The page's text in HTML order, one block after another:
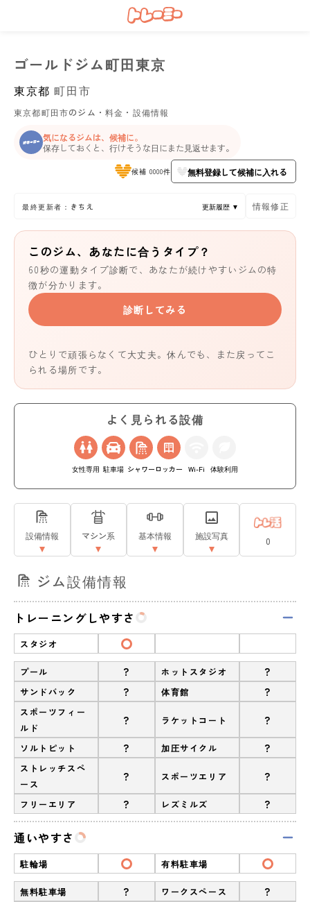
ゴールドジム町田東京
東京都 町田市
東京都町田市のジム・料金・設備情報
気になるジムは、候補に。
保存しておくと、行けそうな日にまた見返せます。
候補 0000件 無料登録して候補に入れる
最終更新者：きちえ 更新履歴 ▼ 情報修正
このジム、あなたに合うタイプ？
60秒の運動タイプ診断で、あなたが続けやすいジムの特
徴が分かります。
診断してみる
ひとりで頑張らなくて大丈夫。休んでも、また戻ってこ
られる場所です。
よく見られる設備
女性専用 駐車場 シャワー ロッカー Wi-Fi 体験利用
設備情報 マシン系 基本情報 施設写真 0
ジム設備情報
トレーニングしやすさ
スタジオ
プール ? ホットスタジオ ?
サンドバック ? 体育館 ?
スポーツフィー
ルド
? ラケットコート ?
ソルトピット ? 加圧サイクル ?
ストレッチスペ
ース
? スポーツエリア ?
フリーエリア ? レズミルズ ?
通いやすさ
駐輪場 有料駐車場
無料駐車場 ? ワークスペース ?